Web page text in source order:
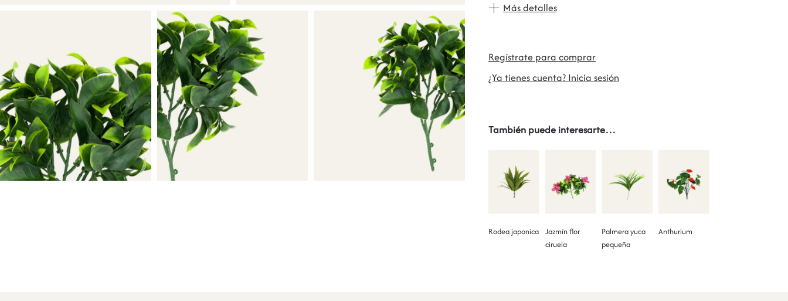
Más detalles
Regístrate para comprar
¿Ya tienes cuenta? Inicia sesión
También puede interesarte…
Rodea japonica Jazmín flor
ciruela
Palmera yuca
pequeña
Anthurium